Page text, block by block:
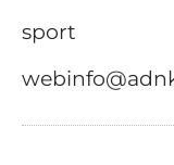
sport